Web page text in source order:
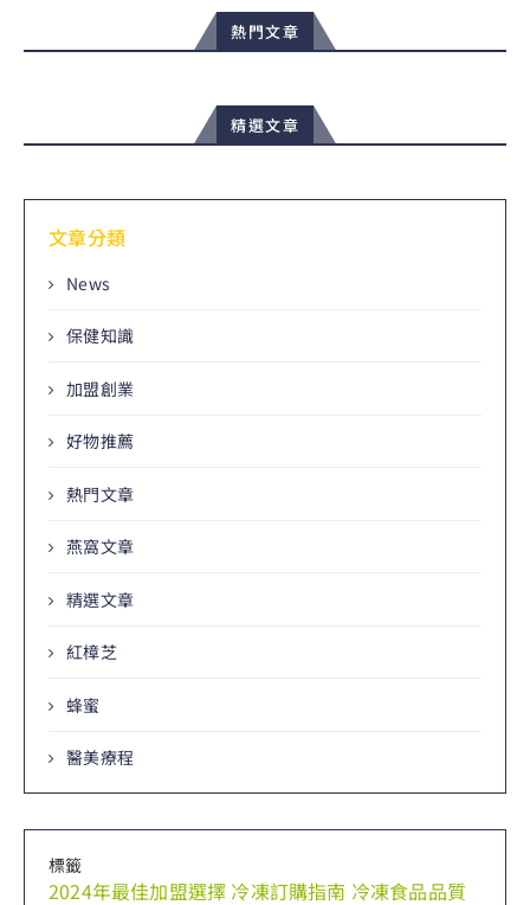
熱門文章
精選文章
文章分類
News
保健知識
加盟創業
好物推薦
熱門文章
燕窩文章
精選文章
紅樟芝
蜂蜜
醫美療程
標籤
2024年最佳加盟選擇 冷凍訂購指南 冷凍食品品質